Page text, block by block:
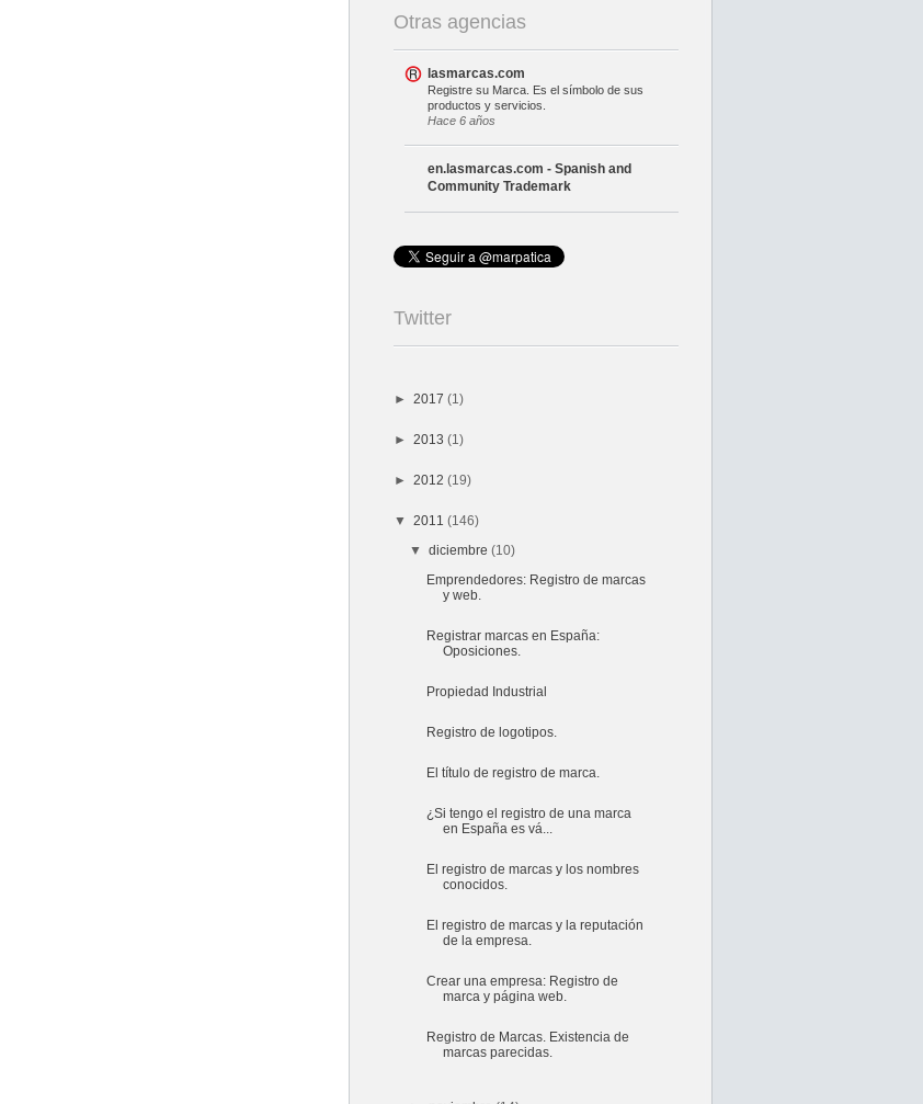
Otras agencias
lasmarcas.com
Registre su Marca. Es el símbolo de sus
productos y servicios.
Hace 6 años
en.lasmarcas.com - Spanish and
Community Trademark
Twitter
► 2017 (1)
► 2013 (1)
► 2012 (19)
▼ 2011 (146)
▼diciembre(10)
Emprendedores: Registro de marcas
y web.
Registrar marcas en España:
Oposiciones.
Propiedad Industrial
Registro de logotipos.
El título de registro de marca.
¿Si tengo el registro de una marca
en España es vá...
El registro de marcas y los nombres
conocidos.
El registro de marcas y la reputación
de la empresa.
Crear una empresa: Registro de
marca y página web.
Registro de Marcas. Existencia de
marcas parecidas.